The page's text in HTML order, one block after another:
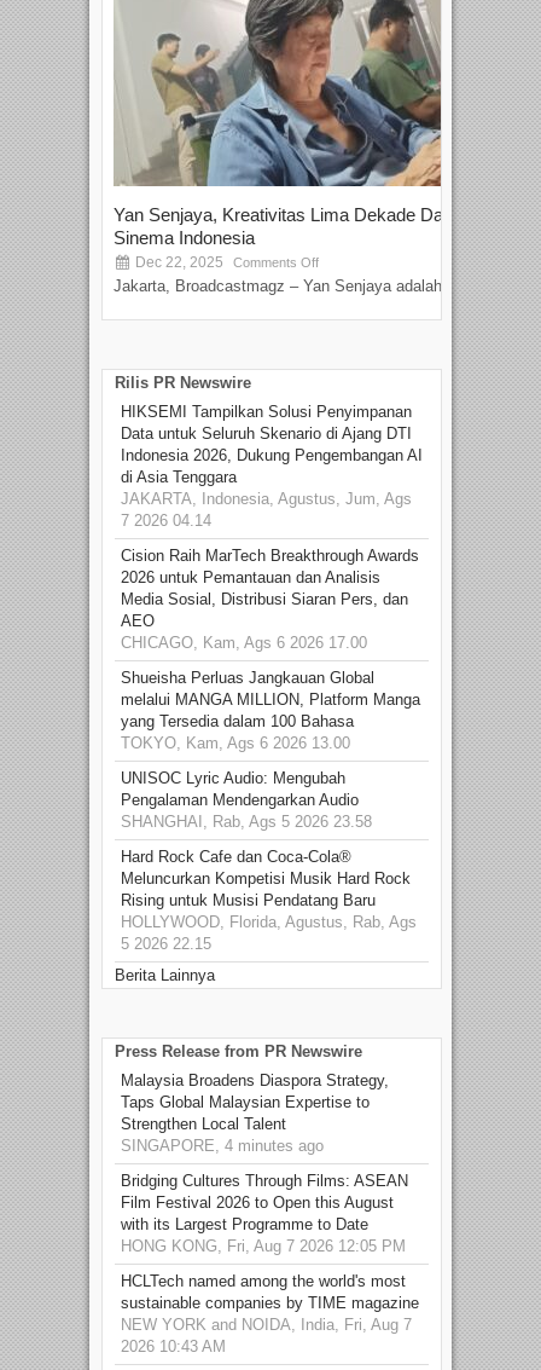
Yan Senjaya, Kreativitas Lima Dekade Dalam
Sinema Indonesia
Dec 22, 2025 Comments Off
Jakarta, Broadcastmagz – Yan Senjaya adalah...
Rilis PR Newswire
HIKSEMI Tampilkan Solusi Penyimpanan
Data untuk Seluruh Skenario di Ajang DTI
Indonesia 2026, Dukung Pengembangan AI
di Asia Tenggara
JAKARTA, Indonesia, Agustus, Jum, Ags
7 2026 04.14
Cision Raih MarTech Breakthrough Awards
2026 untuk Pemantauan dan Analisis
Media Sosial, Distribusi Siaran Pers, dan
AEO
CHICAGO, Kam, Ags 6 2026 17.00
Shueisha Perluas Jangkauan Global
melalui MANGA MILLION, Platform Manga
yang Tersedia dalam 100 Bahasa
TOKYO, Kam, Ags 6 2026 13.00
UNISOC Lyric Audio: Mengubah
Pengalaman Mendengarkan Audio
SHANGHAI, Rab, Ags 5 2026 23.58
Hard Rock Cafe dan Coca-Cola®
Meluncurkan Kompetisi Musik Hard Rock
Rising untuk Musisi Pendatang Baru
HOLLYWOOD, Florida, Agustus, Rab, Ags
5 2026 22.15
Berita Lainnya
Press Release from PR Newswire
Malaysia Broadens Diaspora Strategy,
Taps Global Malaysian Expertise to
Strengthen Local Talent
SINGAPORE, 4 minutes ago
Bridging Cultures Through Films: ASEAN
Film Festival 2026 to Open this August
with its Largest Programme to Date
HONG KONG, Fri, Aug 7 2026 12:05 PM
HCLTech named among the world's most
sustainable companies by TIME magazine
NEW YORK and NOIDA, India, Fri, Aug 7
2026 10:43 AM